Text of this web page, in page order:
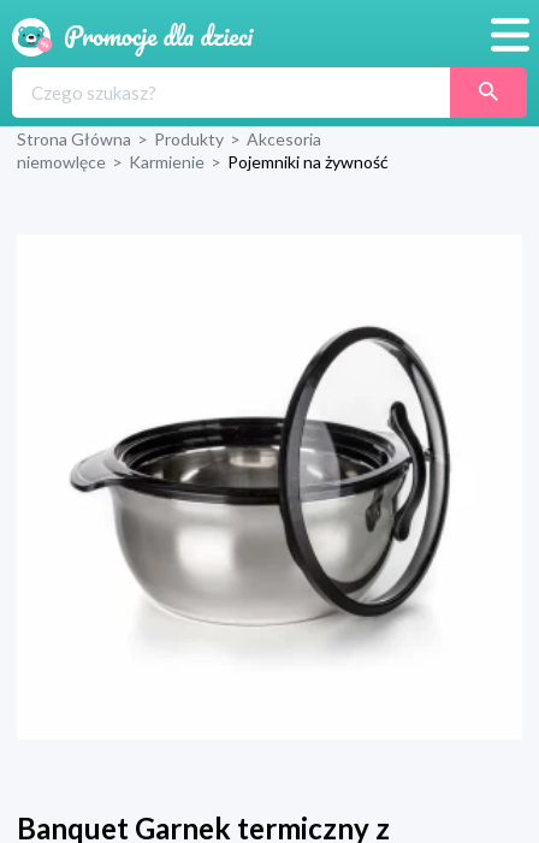
Produkty
Strona Główna > Produkty > Akcesoria
niemowlęce > Karmienie > Pojemniki na żywność
Banquet Garnek termiczny z